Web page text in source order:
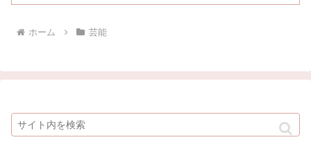
ホーム 芸能